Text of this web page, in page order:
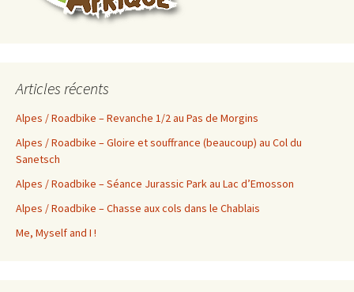
Articles récents
Alpes / Roadbike – Revanche 1/2 au Pas de Morgins
Alpes / Roadbike – Gloire et souffrance (beaucoup) au Col du
Sanetsch
Alpes / Roadbike – Séance Jurassic Park au Lac d’Emosson
Alpes / Roadbike – Chasse aux cols dans le Chablais
Me, Myself and I !